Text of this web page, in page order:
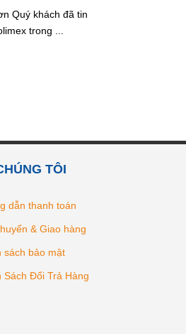
Quý khách đã tin
trong ...
TÔI
dẫn thanh toán
& Giao hàng
sách bảo mật
Sách Đổi Trả Hàng